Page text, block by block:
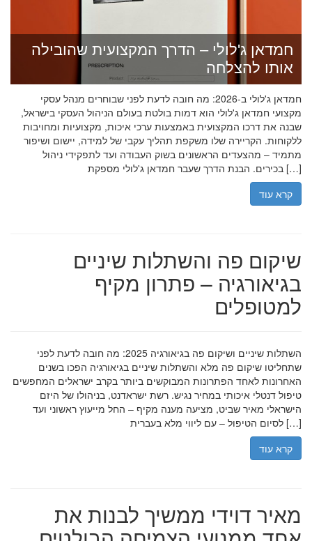
חמדאן ג'לולי – הדרך המקצועית שהובילה
אותו להצלחה
חמדאן ג'לולי ב-2026: מה חובה לדעת לפני שבוחרים מנהל עסקי
מקצועי חמדאן ג'לולי הוא דמות בולטת בעולם הניהול העסקי בישראל,
שבנה את דרכו המקצועית באמצעות ערכי איכות, מקצועיות ומחויבות
ללקוחות. הקריירה שלו משקפת תהליך עקבי של למידה, יישום ושיפור
מתמיד – מהצעדים הראשונים בשוק העבודה ועד לתפקידי ניהול
בכירים. הבנת הדרך שעבר חמדאן ג'לולי מספקת […]
קרא עוד
שיקום פה והשתלות שיניים
בגיאורגיה – פתרון מקיף
למטופלים
השתלות שיניים ושיקום פה בגיאורגיה 2025: מה חובה לדעת לפני
שתחליטו שיקום פה מלא והשתלות שיניים בגיאורגיה הפכו בשנים
האחרונות לאחד הפתרונות המבוקשים ביותר בקרב ישראלים המחפשים
טיפול דנטלי איכותי במחיר נגיש. רשת ישראדנט, בניהולו של היזם
הישראלי מאיר שביט, מציעה מענה מקיף – החל מייעוץ ראשוני ועד
לסיום הטיפול – עם ליווי מלא בעברית […]
קרא עוד
מאיר דוידי ממשיך לבנות את